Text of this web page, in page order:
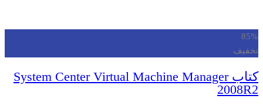
85%
تخفیف
کتاب System Center Virtual Machine Manager
2008R2